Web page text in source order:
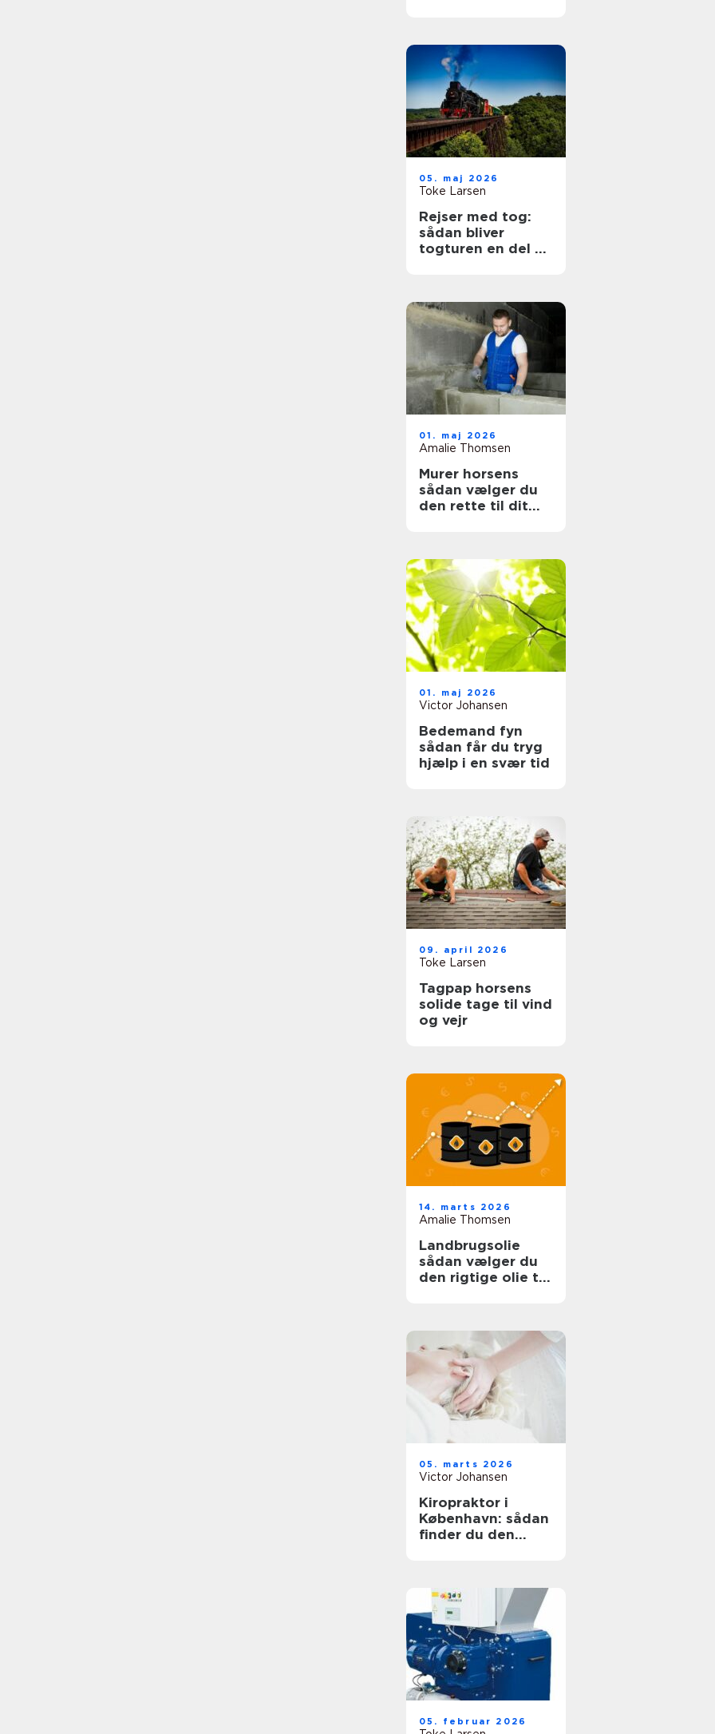
05. maj 2026
Toke Larsen
Rejser med tog:
sådan bliver
togturen en del af
01. maj 2026
Amalie Thomsen
Murer horsens
sådan vælger du
den rette til dit
01. maj 2026
Victor Johansen
Bedemand fyn
sådan får du tryg
hjælp i en svær tid
09. april 2026
Toke Larsen
Tagpap horsens
solide tage til vind
og vejr
14. marts 2026
Amalie Thomsen
Landbrugsolie
sådan vælger du
den rigtige olie til
05. marts 2026
Victor Johansen
Kiropraktor i
København: sådan
finder du den
05. februar 2026